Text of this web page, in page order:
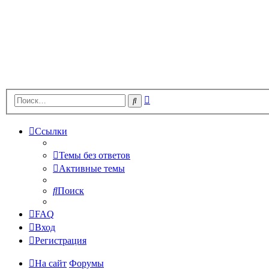
Поиск
Ссылки
Темы без ответов
Активные темы
Поиск
FAQ
Вход
Регистрация
На сайт Форумы